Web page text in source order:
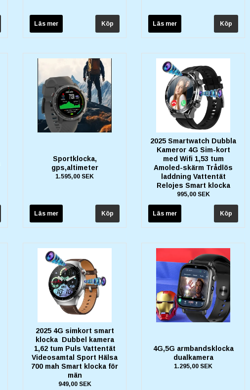
Läs mer Läs mer
Sportklocka,
gps,altimeter
1.595,00 SEK
Läs mer
2025 Smartwatch Dubbla
Kameror 4G Sim-kort
med Wifi 1,53 tum
Amoled-skärm Trådlös
laddning Vattentät
Relojes Smart klocka
995,00 SEK
Läs mer
2025 4G simkort smart
klocka Dubbel kamera
1,62 tum Puls Vattentät
Videosamtal Sport Hälsa
700 mah Smart klocka för
män
949,00 SEK
4G,5G armbandsklocka
dualkamera
1.295,00 SEK